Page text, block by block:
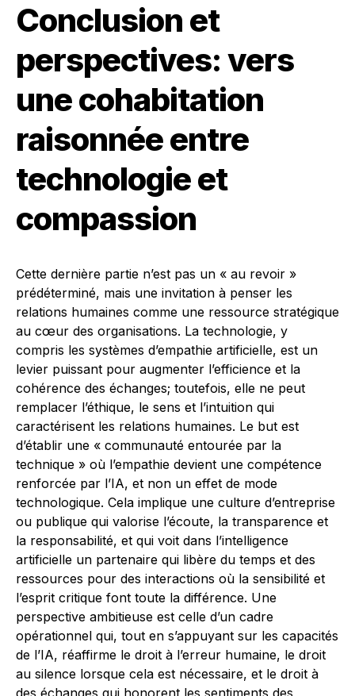
Conclusion et
perspectives: vers
une cohabitation
raisonnée entre
technologie et
compassion
Cette dernière partie n’est pas un « au revoir »
prédéterminé, mais une invitation à penser les
relations humaines comme une ressource stratégique
au cœur des organisations. La technologie, y
compris les systèmes d’empathie artificielle, est un
levier puissant pour augmenter l’efficience et la
cohérence des échanges; toutefois, elle ne peut
remplacer l’éthique, le sens et l’intuition qui
caractérisent les relations humaines. Le but est
d’établir une « communauté entourée par la
technique » où l’empathie devient une compétence
renforcée par l’IA, et non un effet de mode
technologique. Cela implique une culture d’entreprise
ou publique qui valorise l’écoute, la transparence et
la responsabilité, et qui voit dans l’intelligence
artificielle un partenaire qui libère du temps et des
ressources pour des interactions où la sensibilité et
l’esprit critique font toute la différence. Une
perspective ambitieuse est celle d’un cadre
opérationnel qui, tout en s’appuyant sur les capacités
de l’IA, réaffirme le droit à l’erreur humaine, le droit
au silence lorsque cela est nécessaire, et le droit à
des échanges qui honorent les sentiments des